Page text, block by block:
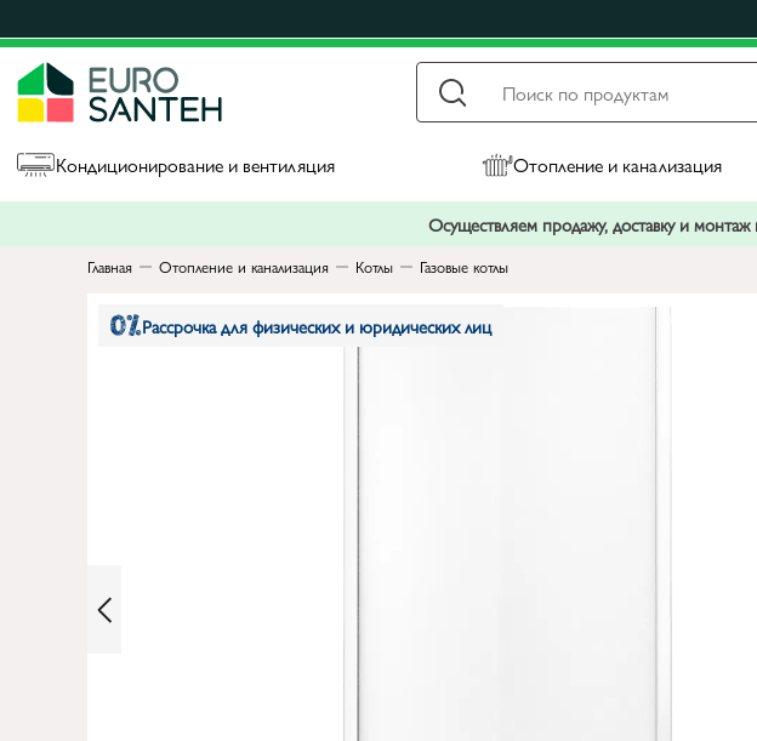
Кондиционирование и вентиляция Отопление и канализация
Осуществляем продажу, доставку и
Главная Отопление и канализация Котлы Газовые котлы
Рассрочка для физических и юридических лиц